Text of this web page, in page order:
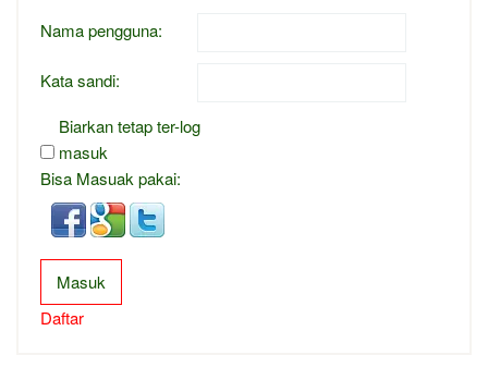
Nama pengguna:
Kata sandi:
Biarkan tetap ter-log
masuk
Bisa Masuak pakai:
Masuk
Daftar